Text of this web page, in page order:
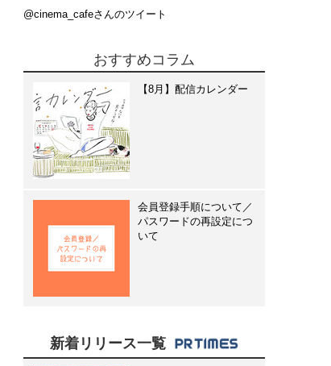
@cinema_cafeさんのツイート
おすすめコラム
【8月】配信カレンダー
会員登録手順について／
パスワードの再設定につ
いて
新着リリース一覧